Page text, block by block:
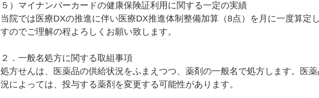
５）マイナンバーカードの健康保険証利用に関する一定の実績
当院では医療DXの推進に伴い医療DX推進体制整備加算（8点）を月に一度算定
すのでご理解の程よろしくお願い致します。
２．一般名処方に関する取組事項
処方せんは、医薬品の供給状況をふまえつつ、薬剤の一般名で処方します。医
況によっては、投与する薬剤を変更する可能性があります。